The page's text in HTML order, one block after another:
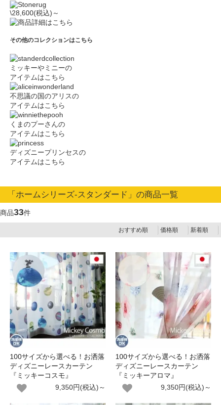
\28,600(税込)～
その他のコレクションはこちら
ミッキーやミニーの
アイテムはこちら
不思議の国のアリスの
アイテムはこちら
くまのプーさんの
アイテムはこちら
ディズニープリンセスの
アイテムはこちら
「ホームシリーズ-スタンダード」の商品一覧
商品33件
おすすめ順 価格順 新着順
100サイズから選べる！お洒落
ディズニーレースカーテン
『ミッキーコスモ』
9,350円(税込)～
100サイズから選べる！お洒落
ディズニーレースカーテン
『ミッキーアロマ』
9,350円(税込)～